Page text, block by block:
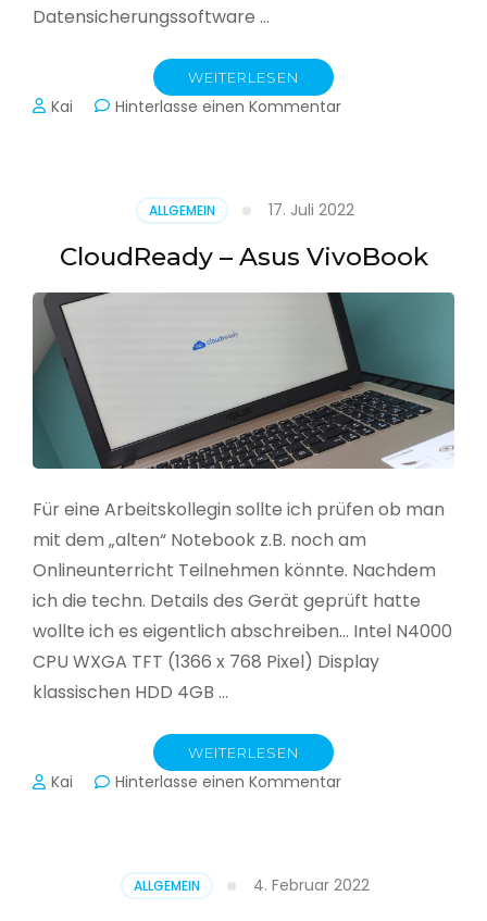
Datensicherungssoftware …
WEITERLESEN
Kai Hinterlasse einen Kommentarzu
Jahressicherung
ALLGEMEIN 17. Juli 2022
CloudReady – Asus VivoBook
Für eine Arbeitskollegin sollte ich prüfen ob man
mit dem „alten“ Notebook z.B. noch am
Onlineunterricht Teilnehmen könnte. Nachdem
ich die techn. Details des Gerät geprüft hatte
wollte ich es eigentlich abschreiben… Intel N4000
CPU WXGA TFT (1366 x 768 Pixel) Display
klassischen HDD 4GB …
WEITERLESEN
Kai Hinterlasse einen Kommentarzu
ALLGEMEIN 4. Februar 2022